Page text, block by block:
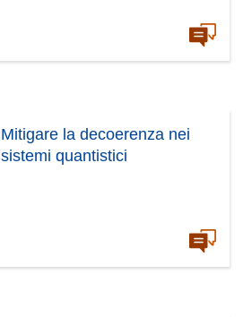
Mitigare la decoerenza nei
sistemi quantistici